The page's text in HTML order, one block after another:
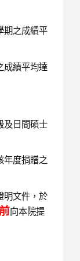
期之成績平
成績平均達
及日間碩士
年度捐贈之
明文件，於
向本院提